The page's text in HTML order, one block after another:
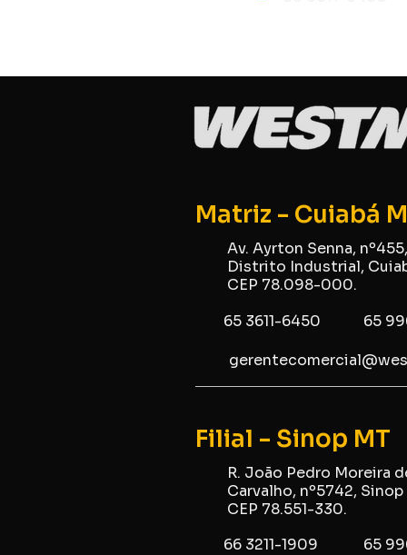
Matriz - Cuiabá
Av. Ayrton Senna, nº455,
Distrito Industrial,
CEP 78.098-000.
65 3611-6450
65
Filial - Sinop MT
R. João Pedro Moreira
Carvalho, nº5742, Sinop
CEP 78.551-330.
66 3211-1909
65